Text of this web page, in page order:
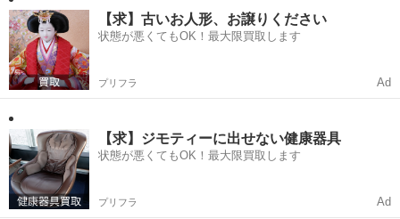
【求】古いお人形、お譲りください
状態が悪くてもOK！最大限買取します
プリフラ Ad
【求】ジモティーに出せない健康器具
状態が悪くてもOK！最大限買取します
プリフラ Ad